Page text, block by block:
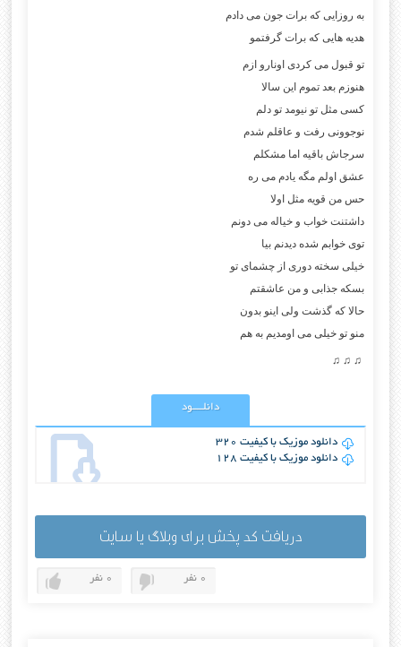
به روزايى كه برات جون مى دادم
هديه هايى كه برات گرفتمو
تو قبول مى كردى اونارو ازم
هنوزم بعد تموم اين سالا
كسى مثل تو نيومد تو دلم
نوجوونى رفت و عاقلم شدم
سرجاش باقيه اما مشكلم
عشق اولم مگه يادم مى ره
حس من قويه مثل اولا
داشتنت خواب و خياله مى دونم
توى خوابم شده ديدنم بيا
خيلى سخته دورى از چشماى تو
بسكه جذابى و من عاشقتم
حالا كه گذشت ولى اينو بدون
منو تو خيلى مى اومديم به هم
♫ ♫ ♫
دانلــــود
دانلود موزیک با کیفیت 320
دانلود موزیک با کیفیت 128
دریافت کد پخش برای وبلاگ یا سایت
0 نفر 0 نفر